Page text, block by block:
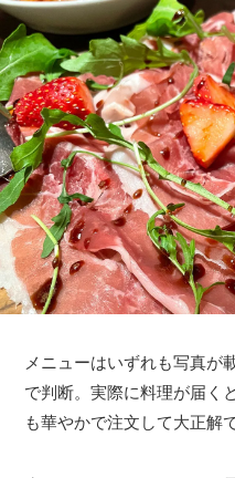
メニューはいずれも写真が
で判断。実際に料理が届く
も華やかで注文して大正解